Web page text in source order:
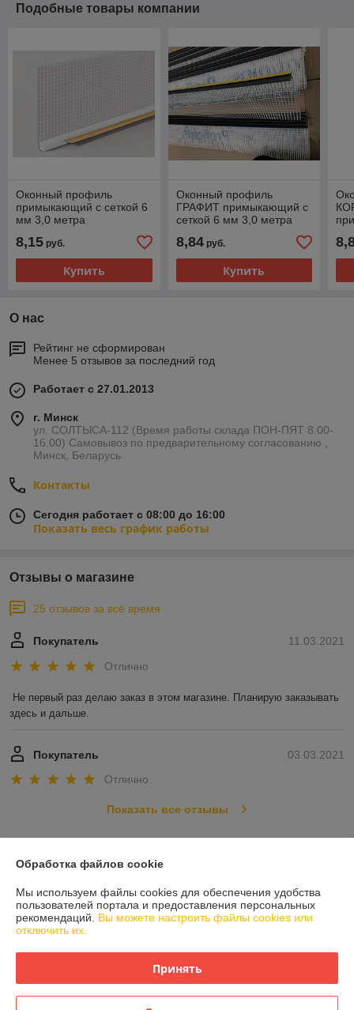
Подобные товары компании
Оконный профиль
примыкающий с сеткой 6
мм 3,0 метра
8,15 руб.
Купить
Оконный профиль
ГРАФИТ примыкающий с
сеткой 6 мм 3,0 метра
8,84руб.
Купить
О нас
Рейтинг не сформирован
Менее 5 отзывов за последний год
Работает с 27.01.2013
г. Минск
ул. СОЛТЫСА-112 (Время работы склада ПОН-ПЯТ 8.00-
16.00) Самовывоз по предварительному согласованию ,
Минск, Беларусь
Контакты
Сегодня работает с 08:00 до 16:00
Показать весь график работы
Отзывы о магазине
25 отзывов за всё время
11.03.2021
Покупатель
Отлично
Не первый раз делаю заказ в этом магазине. Планирую заказывать
здесь и дальше.
03.03.2021
Покупатель
Отлично
Показать все отзывы
О нас
Контакты
Доставка и оплата
Обработка файлов cookie
Мы используем файлы cookies для обеспечения удобства
пользователей портала и предоставления персональных
рекомендаций. Вы можете настроить файлы cookies или
отключить их.
Принять